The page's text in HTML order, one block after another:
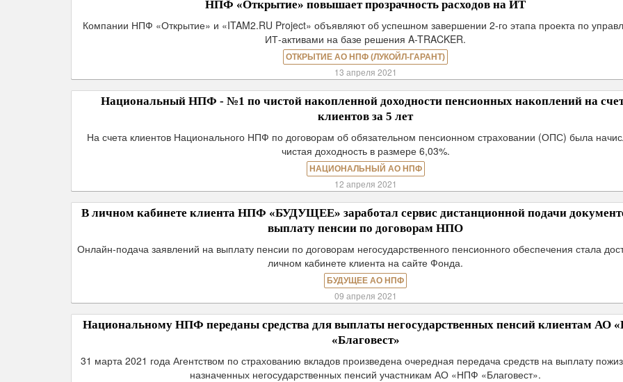
НПФ «Открытие» повышает прозрачность расходов на ИТ
Компании НПФ «Открытие» и «ITAM2.RU Project» объявляют об успешном завершении 2-го этапа проекта по
ИТ-активами на базе решения A-TRACKER.
ОТКРЫТИЕ АО НПФ (ЛУКОЙЛ-ГАРАНТ)
13 апреля 2021
Национальный НПФ - №1 по чистой накопленной доходности пенсионных накоплений на
клиентов за 5 лет
На счета клиентов Национального НПФ по договорам об обязательном пенсионном страховании (ОПС) была
чистая доходность в размере 6,03%.
НАЦИОНАЛЬНЫЙ АО НПФ
12 апреля 2021
В личном кабинете клиента НПФ «БУДУЩЕЕ» заработал сервис дистанционной подачи
выплату пенсии по договорам НПО
Онлайн-подача заявлений на выплату пенсии по договорам негосударственного пенсионного обеспечения стала
личном кабинете клиента на сайте Фонда.
БУДУЩЕЕ АО НПФ
09 апреля 2021
Национальному НПФ переданы средства для выплаты негосударственных пенсий клиентам АО
«Благовест»
31 марта 2021 года Агентством по страхованию вкладов произведена очередная передача средств на выплату
назначенных негосударственных пенсий участникам АО «НПФ «Благовест».